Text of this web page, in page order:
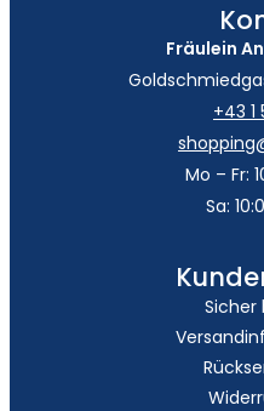
Fräulein
+43 1
Mo – Fr:
Sa:
Sicher